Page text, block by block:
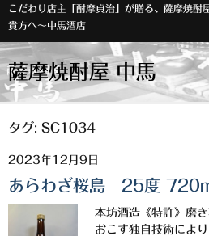
こだわり店主「酎摩貞治」が贈る、薩摩焼酎
貴方へ～中馬酒店
薩摩焼酎屋 中馬
ホーム
お知らせ
入荷情報
イベント
タグ: SC1034
2023年12月9日
あらわざ桜島 25度
本坊酒造《特許》磨
おこす独自技術によ